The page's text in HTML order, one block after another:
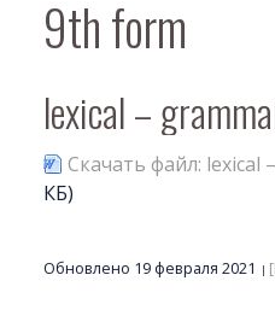
9th form
lexical –
Скачать файл: lexical
КБ)
Обновлено 19 февраля 2021